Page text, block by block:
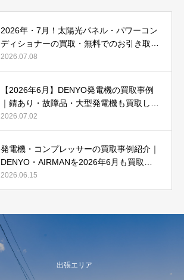
2026年・7月！太陽光パネル・パワーコン
ディショナーの買取・無料でのお引き取り
強化中です(^^♪
2026.07.08
【2026年6月】DENYO発電機の買取事例
｜錆あり・故障品・大型発電機も買取しま
した
2026.07.02
発電機・コンプレッサーの買取事例紹介｜
DENYO・AIRMANを2026年6月も買取強
化中
2026.06.15
出張エリア